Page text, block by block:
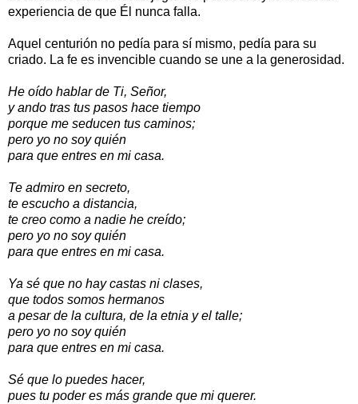
experiencia de que Él nunca falla.
Aquel centurión no pedía para sí mismo, pedía para su
criado. La fe es invencible cuando se une a la generosidad.
He oído hablar de Ti, Señor,
y ando tras tus pasos hace tiempo
porque me seducen tus caminos;
pero yo no soy quién
para que entres en mi casa.
Te admiro en secreto,
te escucho a distancia,
te creo como a nadie he creído;
pero yo no soy quién
para que entres en mi casa.
Ya sé que no hay castas ni clases,
que todos somos hermanos
a pesar de la cultura, de la etnia y el talle;
pero yo no soy quién
para que entres en mi casa.
Sé que lo puedes hacer,
pues tu poder es más grande que mi querer.